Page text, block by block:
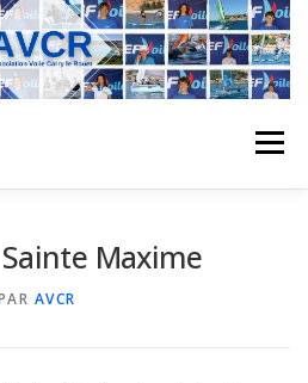
Menu
Maxime
AVCR